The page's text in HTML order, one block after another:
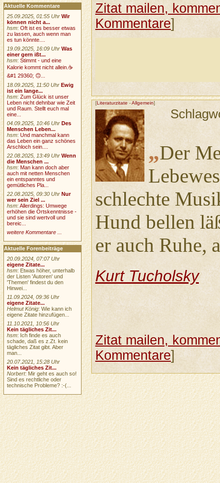
Zitat mailen,
Kommentare]
[Literaturzitate -Allgemein]
„Der
schlechte
Hund bellen
er auch Ruhe,
Kurt Tucholsky
Zitat mailen,
Kommentare]
Aktuelle Kommentare
25.09.2025, 01:55 Uhr Wir
können nicht a...
hsm:Oft ist es besser etwas
zu lassen, auch wenn man
es tun könnte....
19.09.2025, 16:09 Uhr Was
einer gern ißt...
hsm:Stimmt - und eine
Kalorie kommt nicht allein.☕
&#1 29360; 🙃...
18.09.2025, 11:50 Uhr Ewig
ist ein lange...
hsm:Zum Glück ist unser
Leben nicht dehnbar wie Zeit
und Raum. Stellt euch mal
eine...
04.09.2025, 10:46 Uhr Des
Menschen Leben...
hsm:Und manchmal kann
das Leben ein ganz schönes
Arschloch sein....
22.08.2025, 13:49 Uhr Wenn
die Menschen ...
hsm:Man kann doch aber
auch mit netten Menschen
ein entspanntes und
gemütliches Pla...
22.08.2025, 09:30 Uhr Nur
wer sein Ziel ...
hsm:Allerdings: Umwege
erhöhen die Ortskenntnisse -
und sie sind wertvoll und
bereic...
weitere Kommentare ...
Aktuelle Forenbeiträge
20.09.2024, 07:07 Uhr
eigene Zitate...
hsm: Etwas höher, unterhalb
der Listen 'Autoren' und
'Themen' findest du den
Hinwei...
11.09.2024, 09:36 Uhr
eigene Zitate...
Helmut König: Wie kann ich
eigene Zitate hinzufügen...
11.10.2021, 10:56 Uhr
Kein tägliches Zit...
hsm: Ich finde es auch
schade, daß es z.Zt. kein
tägliches Zitat gibt. Aber
man...
20.07.2021, 15:28 Uhr
Kein tägliches Zit...
Norbert: Mir geht es auch so!
Sind es rechtliche oder
technische Probleme? :-(...